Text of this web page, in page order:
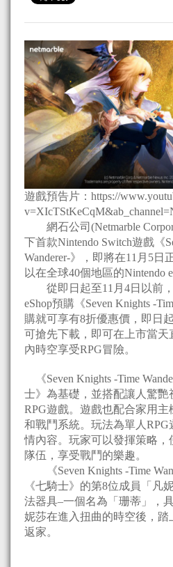
遊戲預告片：https://
網石公司(Netmarble
下首款Nintendo Switch遊戲《
Wanderer-》，即將在11月5
以在全球40個地區的Nintendo
從即日起至11月4日以前，
eShop預購《Seven Knights -
購就可享有8折優惠價，即日
可搶先下載，即可在上市當
內時空享受RPG冒險。
《Seven Knights -Time
士》為基礎，並搭配讓人驚艷
RPG遊戲。遊戲也配合家用
和戰鬥系統。玩法為單人RPG
情內容。玩家可以發揮策略
隊伍，享受戰鬥的樂趣。
《Seven Knights -Time
《七騎士》的第8位成員「凡
法器具–一個名為「珊蒂」，
妮莎在進入扭曲的時空後，踏
返家。